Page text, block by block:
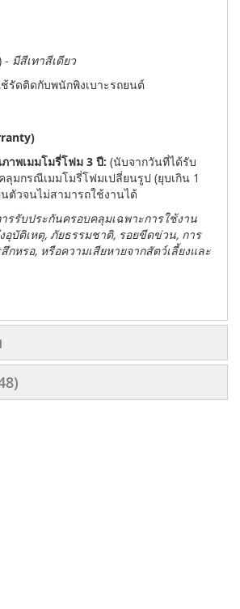
- มีสีเทาสีเดียว
รัดติดกับพนักพิงเบาะรถยนต์
าพเมมโมรี่โฟม 3 ปี: (นับจากวันที่ได้รับ
ลุมกรณีเมมโมรี่โฟมเปลี่ยนรูป (ยุบเกิน 1
ตัวจนไม่สามารถใช้งานได้
รรับประกันครอบคลุมเฉพาะการใช้งาน
อุบัติเหตุ, ภัยธรรมชาติ, รอยขีดข่วน, การ
กหรอ, หรือความเสียหายจากสัตว์เลี้ยงและ